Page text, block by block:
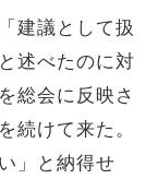
建議として扱
述べたのに対
総会に反映さ
続けて来た。
」と納得せ